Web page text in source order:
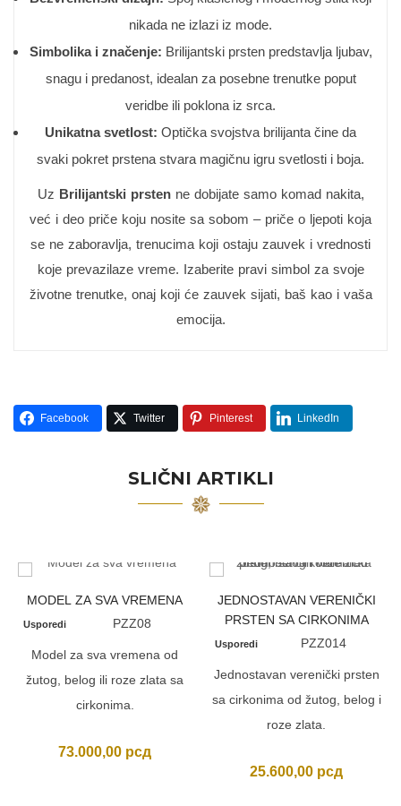
nikada ne izlazi iz mode.
Simbolika i značenje: Brilijantski prsten predstavlja ljubav,
snagu i predanost, idealan za posebne trenutke poput
veridbe ili poklona iz srca.
Unikatna svetlost: Optička svojstva brilijanta čine da
svaki pokret prstena stvara magičnu igru svetlosti i boja.
Uz Brilijantski prstenne dobijate samo komad nakita,
već i deo priče koju nosite sa sobom – priče o ljepoti koja
se ne zaboravlja, trenucima koji ostaju zauvek i vrednosti
koje prevazilaze vreme. Izaberite pravi simbol za svoje
životne trenutke, onaj koji će zauvek sijati, baš kao i vaša
emocija.
Facebook Twitter Pinterest LinkedIn
SLIČNI ARTIKLI
MODEL ZA SVA VREMENA
Usporedi PZZ08
Model za sva vremena od
žutog, belog ili roze zlata sa
cirkonima.
73.000,00 рсд
JEDNOSTAVAN VERENIČKI
PRSTEN SA CIRKONIMA
Usporedi PZZ014
Jednostavan verenički prsten
sa cirkonima od žutog, belog i
roze zlata.
25.600,00 рсд